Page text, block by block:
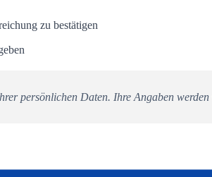
zu bestätigen
persönlichen Daten. Ihre Angaben